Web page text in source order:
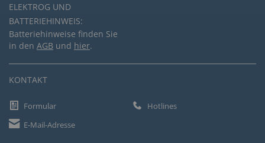
ELEKTROG UND
BATTERIEHINWEIS:
Batteriehinweise finden Sie
in den AGB und hier.
KONTAKT
Formular
Hotlines
E-Mail-Adresse